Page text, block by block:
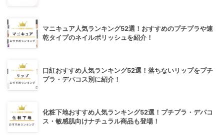
マニキュア人気ランキング52選！おすすめのプチプラや速
乾タイプのネイルポリッシュを紹介！
口紅おすすめ人気ランキング52選！落ちないリップをプチ
プラ・デパコス別に紹介！
化粧下地おすすめ人気ランキング52選！プチプラ・デパコ
ス・敏感肌向けナチュラル商品も登場！